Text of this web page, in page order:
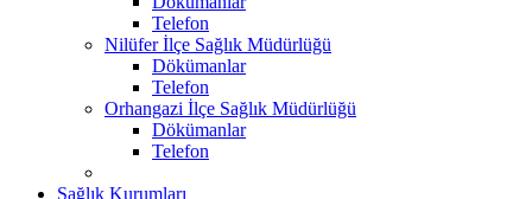
Telefon
Nilüfer İlçe Sağlık Müdürlüğü
Dökümanlar
Telefon
Orhangazi İlçe Sağlık Müdürlüğü
Dökümanlar
Telefon
Sağlık Kurumları